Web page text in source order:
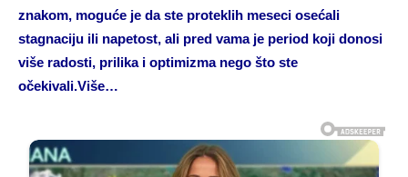
znakom, moguće je da ste proteklih meseci osećali
stagnaciju ili napetost, ali pred vama je period koji donosi
više radosti, prilika i optimizma nego što ste
očekivali.Više…